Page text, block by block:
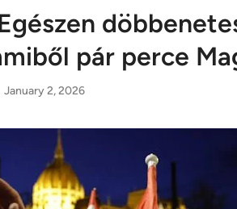
pár perce
January 2, 2026